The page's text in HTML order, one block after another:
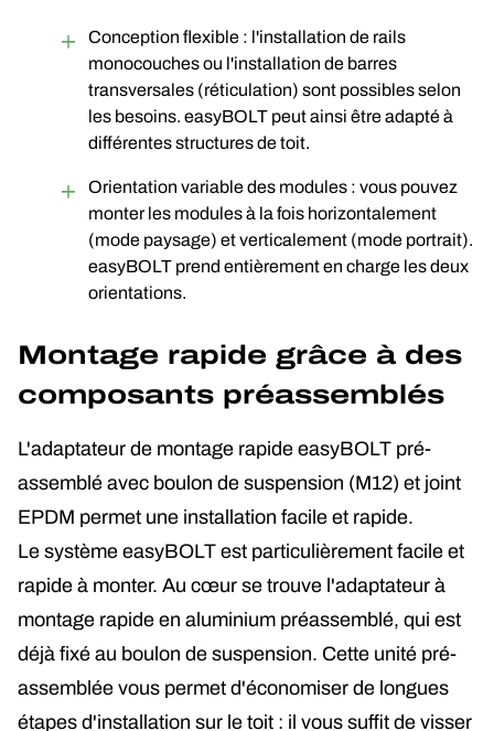
Conception flexible : l'installation de rails
monocouches ou l'installation de barres
transversales (réticulation) sont possibles selon
les besoins. easyBOLT peut ainsi être adapté à
différentes structures de toit.
Orientation variable des modules : vous pouvez
monter les modules à la fois horizontalement
(mode paysage) et verticalement (mode portrait).
easyBOLT prend entièrement en charge les deux
orientations.
Montage rapide grâce à des
composants préassemblés
L'adaptateur de montage rapide easyBOLT pré-
assemblé avec boulon de suspension (M12) et joint
EPDM permet une installation facile et rapide.
Le système easyBOLT est particulièrement facile et
rapide à monter. Au cœur se trouve l'adaptateur à
montage rapide en aluminium préassemblé, qui est
déjà fixé au boulon de suspension. Cette unité pré-
assemblée vous permet d'économiser de longues
étapes d'installation sur le toit : il vous suffit de visser